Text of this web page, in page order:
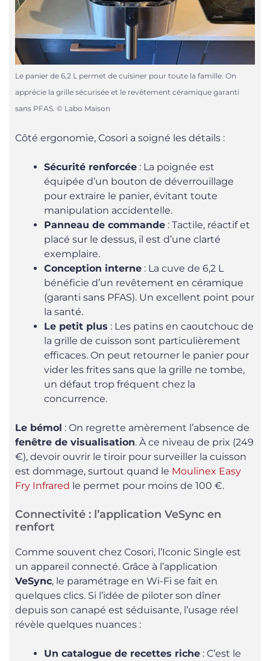
Le panier de 6,2 L permet de cuisiner pour toute la famille. On
apprécie la grille sécurisée et le revêtement céramique garanti
sans PFAS. © Labo Maison
Côté ergonomie, Cosori a soigné les détails :
Sécurité renforcée : La poignée est
équipée d’un bouton de déverrouillage
pour extraire le panier, évitant toute
manipulation accidentelle.
Panneau de commande : Tactile, réactif et
placé sur le dessus, il est d’une clarté
exemplaire.
Conception interne : La cuve de 6,2 L
bénéficie d’un revêtement en céramique
(garanti sans PFAS). Un excellent point pour
la santé.
Le petit plus : Les patins en caoutchouc de
la grille de cuisson sont particulièrement
efficaces. On peut retourner le panier pour
vider les frites sans que la grille ne tombe,
un défaut trop fréquent chez la
concurrence.
Le bémol : On regrette amèrement l’absence de
fenêtre de visualisation. À ce niveau de prix (249
€), devoir ouvrir le tiroir pour surveiller la cuisson
est dommage, surtout quand le Moulinex Easy
Fry Infrared le permet pour moins de 100 €.
Connectivité : l’application VeSync en
renfort
Comme souvent chez Cosori, l’Iconic Single est
un appareil connecté. Grâce à l’application
VeSync, le paramétrage en Wi-Fi se fait en
quelques clics. Si l’idée de piloter son dîner
depuis son canapé est séduisante, l’usage réel
révèle quelques nuances :
Un catalogue de recettes riche : C’est le